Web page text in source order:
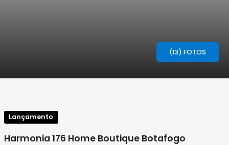
(13) FOTOS
Lançamento
Harmonia 176 Home Boutique Botafogo